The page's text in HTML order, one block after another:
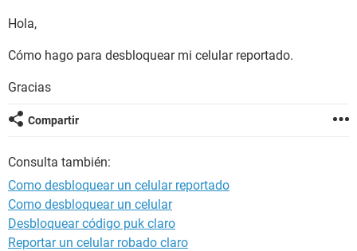
Hola,
Cómo hago para desbloquear mi celular reportado.
Gracias
Compartir
Consulta también:
Como desbloquear un celular reportado
Como desbloquear un celular
Desbloquear código puk claro
Reportar un celular robado claro